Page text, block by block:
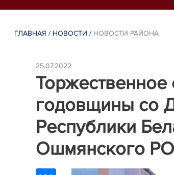
ГЛАВНАЯ / НОВОСТИ / НОВОСТИ РАЙОНА
25.07.2022
Торжественное
годовщины со
Республики
Ошмянского